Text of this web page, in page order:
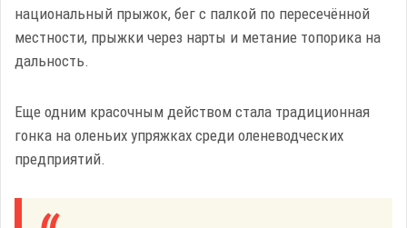
национальный прыжок, бег с палкой по пересечённой
местности, прыжки через нарты и метание топорика на
дальность.
Еще одним красочным действом стала традиционная
гонка на оленьих упряжках среди оленеводческих
предприятий.